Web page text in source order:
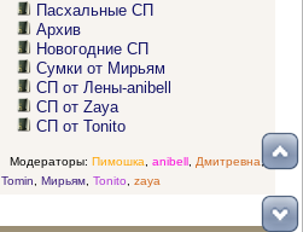
Пасхальные СП
Архив
Новогодние СП
Сумки от Мирьям
СП от Лены-anibell
СП от Zaya
СП от Tonito
Модераторы: Пимошка anibell, Дмитревна,
Tomin Мирьям, Tonito zaya